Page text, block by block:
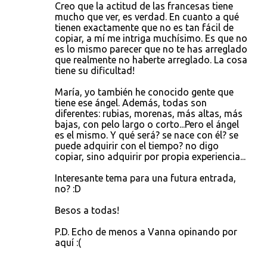
Creo que la actitud de las francesas tiene
mucho que ver, es verdad. En cuanto a qué
tienen exactamente que no es tan fácil de
copiar, a mí me intriga muchísimo. Es que no
es lo mismo parecer que no te has arreglado
que realmente no haberte arreglado. La cosa
tiene su dificultad!
María, yo también he conocido gente que
tiene ese ángel. Además, todas son
diferentes: rubias, morenas, más altas, más
bajas, con pelo largo o corto...Pero el ángel
es el mismo. Y qué será? se nace con él? se
puede adquirir con el tiempo? no digo
copiar, sino adquirir por propia experiencia...
Interesante tema para una futura entrada,
no? :D
Besos a todas!
P.D. Echo de menos a Vanna opinando por
aquí :(